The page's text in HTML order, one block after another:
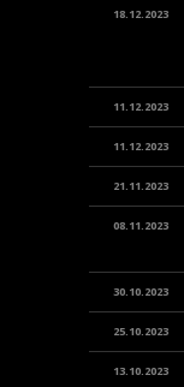
18.12.2023
11.12.2023
11.12.2023
21.11.2023
08.11.2023
30.10.2023
25.10.2023
13.10.2023